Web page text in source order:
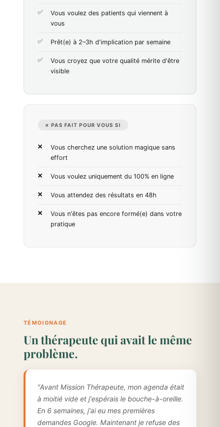
Vous voulez des patients qui viennent à
vous
Prêt(e) à 2–3h d'implication par semaine
Vous croyez que votre qualité mérite d'être
visible
✗ PAS FAIT POUR VOUS SI
Vous cherchez une solution magique sans
effort
Vous voulez uniquement du 100% en ligne
Vous attendez des résultats en 48h
Vous n'êtes pas encore formé(e) dans votre
pratique
TÉMOIGNAGE
Un thérapeute qui avait le même
problème.
"Avant Mission Thérapeute, mon agenda était
à moitié vide et j'espérais le bouche-à-oreille.
En 6 semaines, j'ai eu mes premières
demandes Google. Maintenant je refuse des